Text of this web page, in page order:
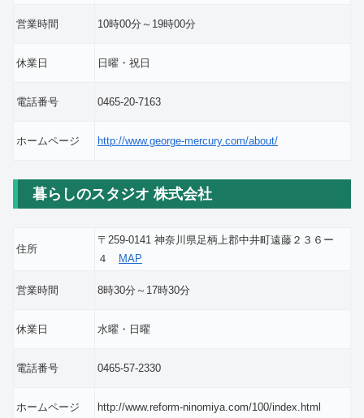
営業時間 10時00分～19時00分
休業日 日曜・祝日
電話番号 0465-20-7163
ホームページ http://www.george-mercury.com/about/
暮らしのスタジオ 株式会社
住所
〒259-0141 神奈川県足柄上郡中井町遠藤２３６ー
４ MAP
営業時間 8時30分～17時30分
休業日 水曜・日曜
電話番号 0465-57-2330
ホームページ http://www.reform-ninomiya.com/100/index.html